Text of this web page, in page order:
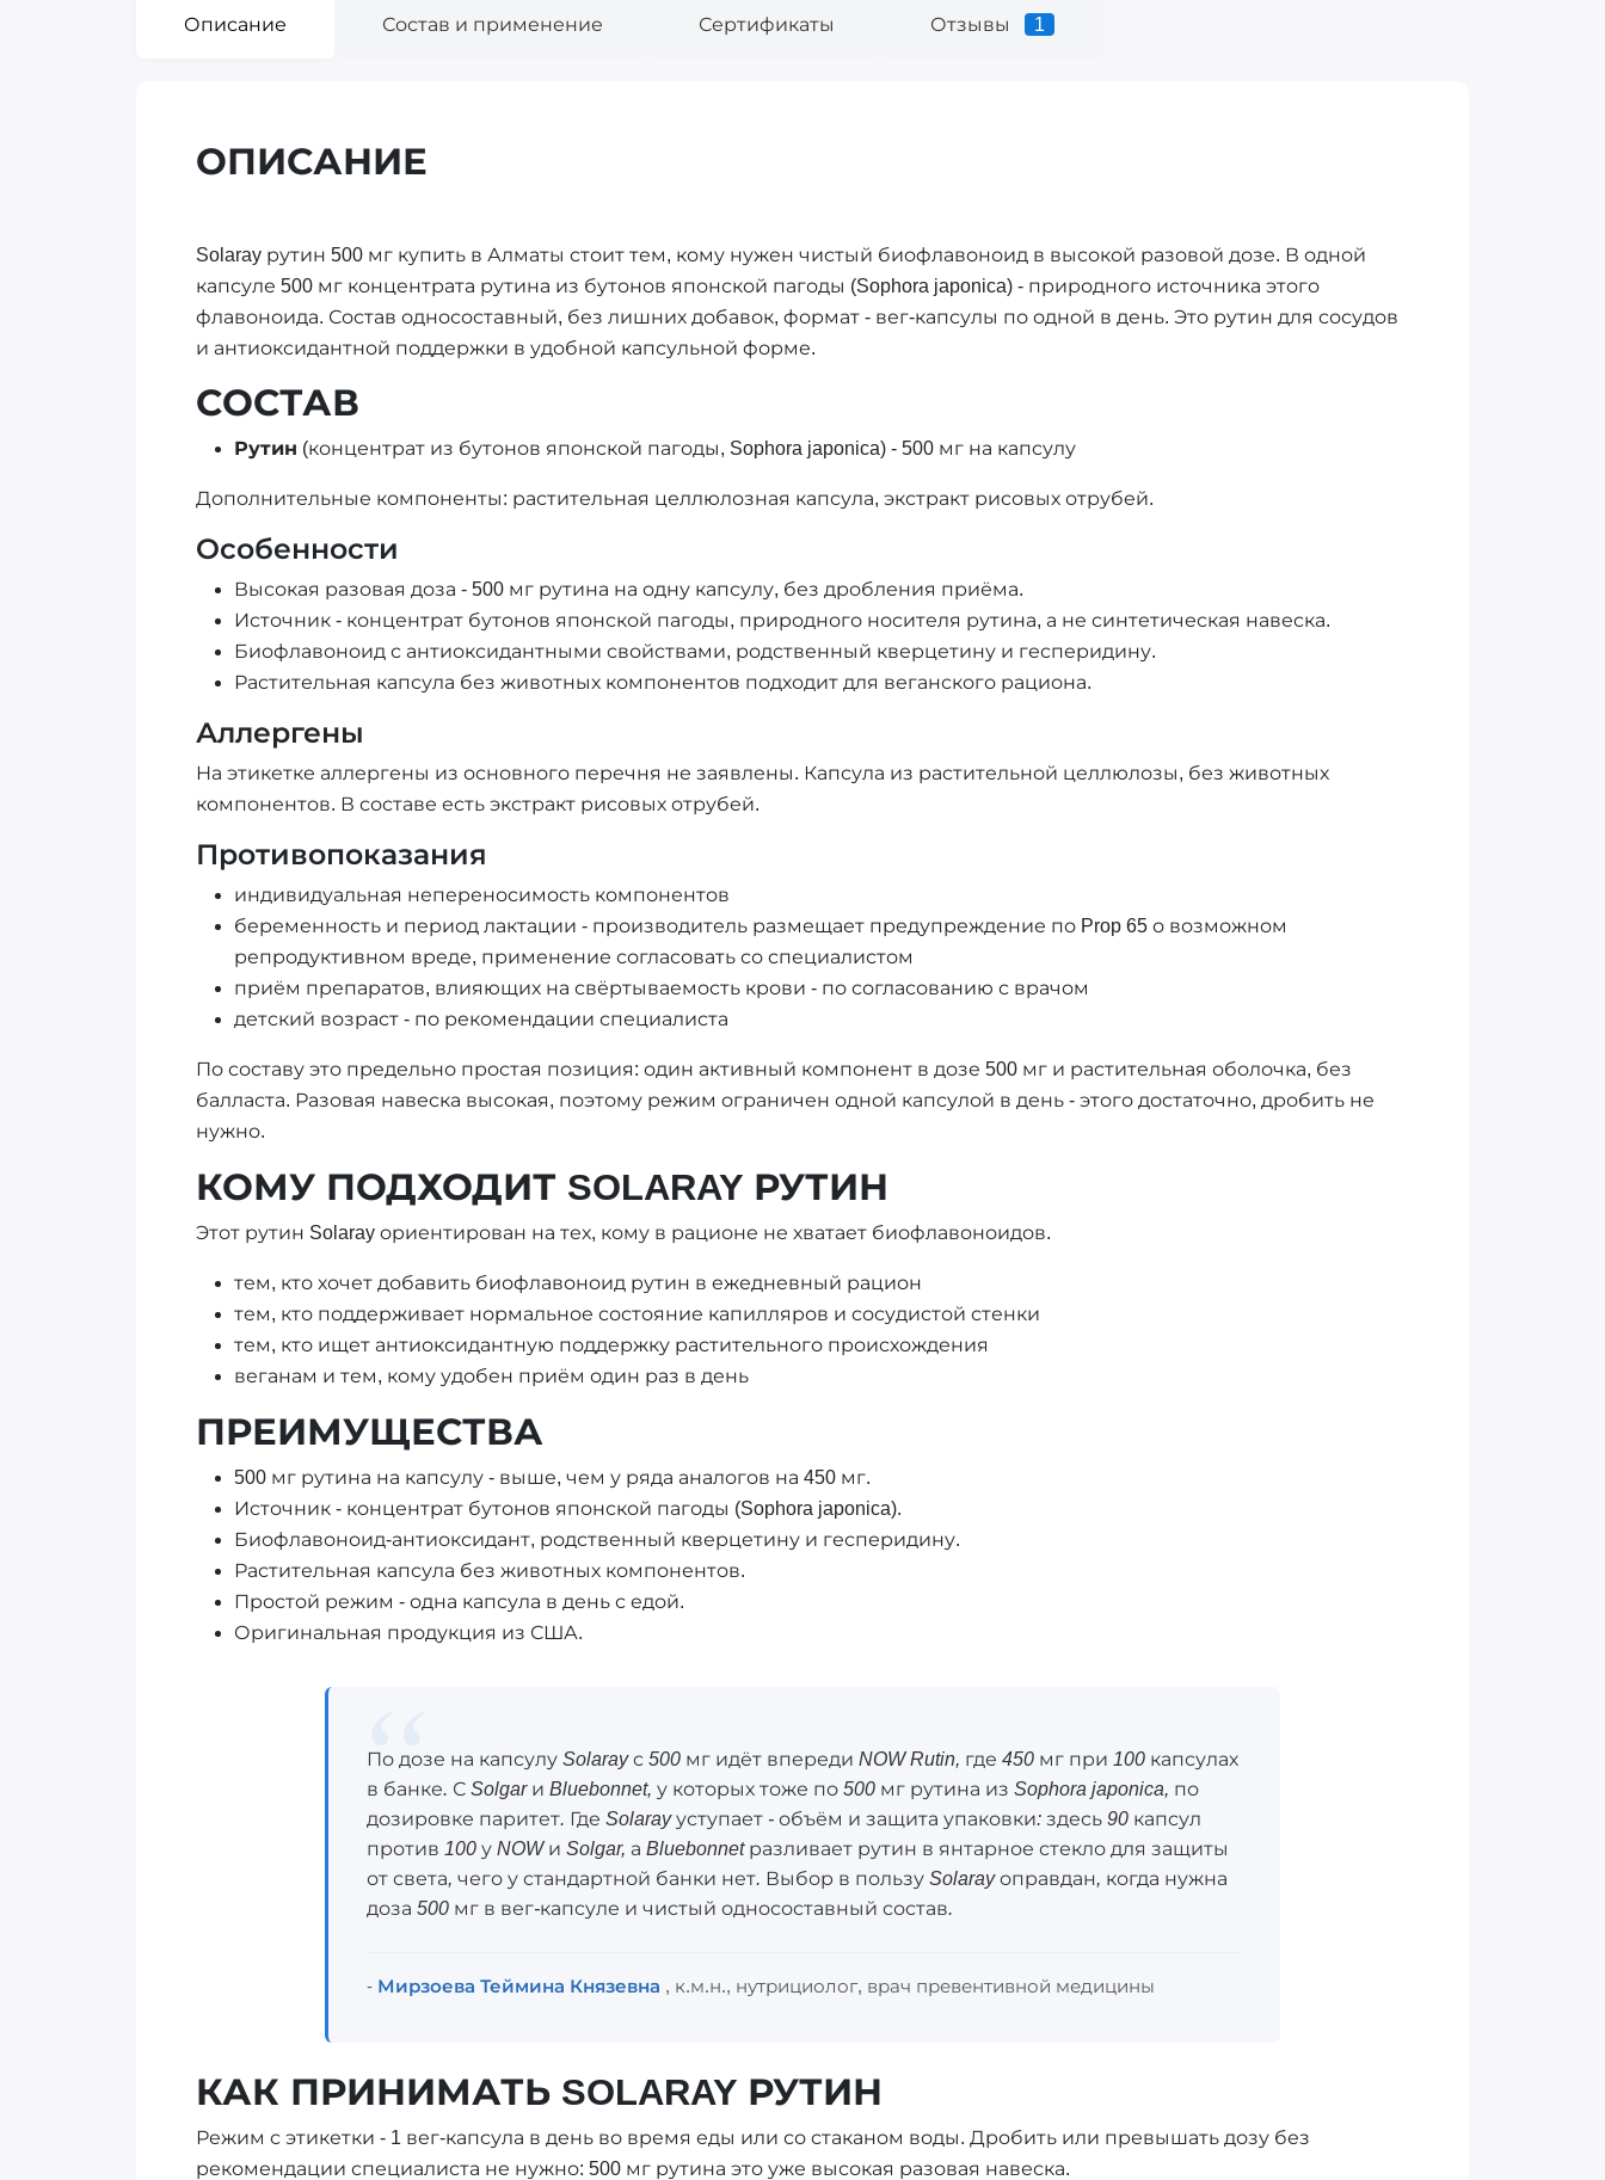
Описание Состав и применение Сертификаты Отзывы 1
ОПИСАНИЕ
Solaray рутин 500 мг купить в Алматы стоит тем, кому нужен чистый биофлавоноид в высокой разовой дозе. В одной
капсуле 500 мг концентрата рутина из бутонов японской пагоды (Sophora japonica) - природного источника этого
флавоноида. Состав односоставный, без лишних добавок, формат - вег-капсулы по одной в день. Это рутин для сосудов
и антиоксидантной поддержки в удобной капсульной форме.
СОСТАВ
Рутин (концентрат из бутонов японской пагоды, Sophora japonica) - 500 мг на капсулу
Дополнительные компоненты: растительная целлюлозная капсула, экстракт рисовых отрубей.
Особенности
Высокая разовая доза - 500 мг рутина на одну капсулу, без дробления приёма.
Источник - концентрат бутонов японской пагоды, природного носителя рутина, а не синтетическая навеска.
Биофлавоноид с антиоксидантными свойствами, родственный кверцетину и гесперидину.
Растительная капсула без животных компонентов подходит для веганского рациона.
Аллергены
На этикетке аллергены из основного перечня не заявлены. Капсула из растительной целлюлозы, без животных
компонентов. В составе есть экстракт рисовых отрубей.
Противопоказания
индивидуальная непереносимость компонентов
беременность и период лактации - производитель размещает предупреждение по Prop 65 о возможном
репродуктивном вреде, применение согласовать со специалистом
приём препаратов, влияющих на свёртываемость крови - по согласованию с врачом
детский возраст - по рекомендации специалиста
По составу это предельно простая позиция: один активный компонент в дозе 500 мг и растительная оболочка, без
балласта. Разовая навеска высокая, поэтому режим ограничен одной капсулой в день - этого достаточно, дробить не
нужно.
КОМУ ПОДХОДИТ SOLARAY РУТИН
Этот рутин Solaray ориентирован на тех, кому в рационе не хватает биофлавоноидов.
тем, кто хочет добавить биофлавоноид рутин в ежедневный рацион
тем, кто поддерживает нормальное состояние капилляров и сосудистой стенки
тем, кто ищет антиоксидантную поддержку растительного происхождения
веганам и тем, кому удобен приём один раз в день
ПРЕИМУЩЕСТВА
500 мг рутина на капсулу - выше, чем у ряда аналогов на 450 мг.
Источник - концентрат бутонов японской пагоды (Sophora japonica).
Биофлавоноид-антиоксидант, родственный кверцетину и гесперидину.
Растительная капсула без животных компонентов.
Простой режим - одна капсула в день с едой.
Оригинальная продукция из США.
По дозе на капсулу Solaray с 500 мг идёт впереди NOW Rutin, где 450 мг при 100 капсулах
в банке. С Solgar и Bluebonnet, у которых тоже по 500 мг рутина из Sophora japonica, по
дозировке паритет. Где Solaray уступает - объём и защита упаковки: здесь 90 капсул
против 100 у NOW и Solgar, а Bluebonnet разливает рутин в янтарное стекло для защиты
от света, чего у стандартной банки нет. Выбор в пользу Solaray оправдан, когда нужна
доза 500 мг в вег-капсуле и чистый односоставный состав.
- Мирзоева Теймина Князевна , к.м.н., нутрициолог, врач превентивной медицины
КАК ПРИНИМАТЬ SOLARAY РУТИН
Режим с этикетки - 1 вег-капсула в день во время еды или со стаканом воды. Дробить или превышать дозу без
рекомендации специалиста не нужно: 500 мг рутина это уже высокая разовая навеска.